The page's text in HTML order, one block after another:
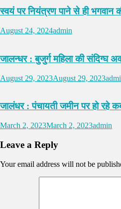
स्वयं पर नियंत्रण पाने से ही भगवान
August 24, 2024admin
जालन्धर : बुजुर्ग महिला की संदिग्घ
August 29, 2023August 29, 2023
जालंधर : पंचायती जमीन पर हो रहे
March 2, 2023March 2, 2023admin
Leave a Reply
Your email address will not be